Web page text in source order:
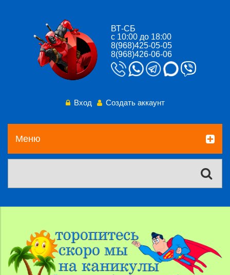
ВТ-СБ
с 10:00 до 18:00
8(968)425-05-05
8(968)426-06-06
Вход Создать аккаунт
Меню